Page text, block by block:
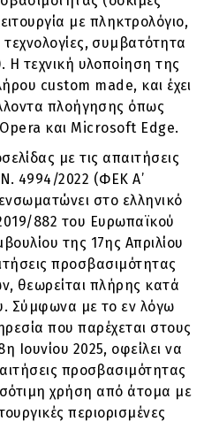
με πληκτρολόγιο,
συμβατότητα
τεχνική υλοποίηση της
custom made, και έχει
πλοήγησης όπως
και Microsoft Edge.
με τις απαιτήσεις
4994/2022 (ΦΕΚ Α’
στο ελληνικό
882 του Ευρωπαϊκού
της 17ης Απριλίου
προσβασιμότητας
θεωρείται πλήρης κατά
Σύμφωνα με το εν λόγω
που παρέχεται στους
Ιουνίου 2025, οφείλει να
προσβασιμότητας
χρήση από άτομα με
περιορισμένες